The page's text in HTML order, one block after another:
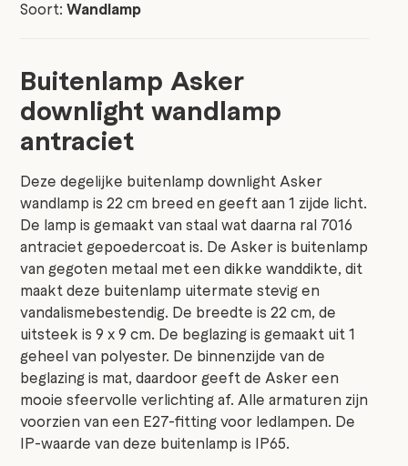
Soort:Wandlamp
Buitenlamp Asker
downlight wandlamp
antraciet
Deze degelijke buitenlamp downlight Asker
wandlamp is 22 cm breed en geeft aan 1 zijde licht.
De lamp is gemaakt van staal wat daarna ral 7016
antraciet gepoedercoat is. De Asker is buitenlamp
van gegoten metaal met een dikke wanddikte, dit
maakt deze buitenlamp uitermate stevig en
vandalismebestendig. De breedte is 22 cm, de
uitsteek is 9 x 9 cm. De beglazing is gemaakt uit 1
geheel van polyester. De binnenzijde van de
beglazing is mat, daardoor geeft de Asker een
mooie sfeervolle verlichting af. Alle armaturen zijn
voorzien van een E27-fitting voor ledlampen. De
IP-waarde van deze buitenlamp is IP65.